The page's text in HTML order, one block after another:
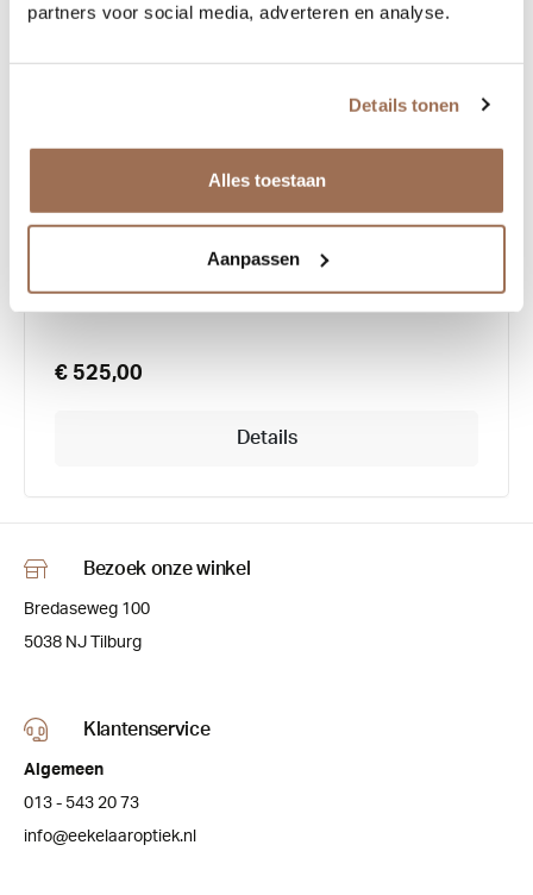
partners voor social media, adverteren en analyse.
Details tonen
Alles toestaan
Aanpassen
Lindberg Acetanium 1046
€ 525,00
Details
Bezoek onze winkel
Bredaseweg 100
5038 NJ Tilburg
Klantenservice
Algemeen
013 - 543 20 73
info@eekelaaroptiek.nl